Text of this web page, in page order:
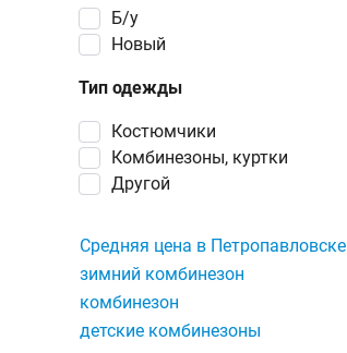
Б/у
Новый
Тип одежды
Костюмчики
Комбинезоны, куртки
Другой
Средняя цена в Петропавловске
зимний комбинезон
комбинезон
детские комбинезоны